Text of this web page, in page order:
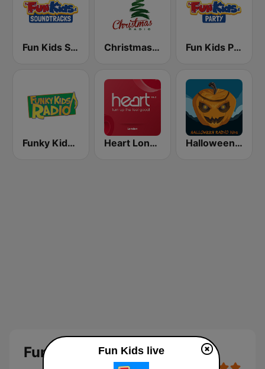
Fun Kids Soundtracks Christmas Radio Fun Kids Party
Funky Kids Radio Heart London Halloween Radio Kids
Fun Kids Fun Kids live